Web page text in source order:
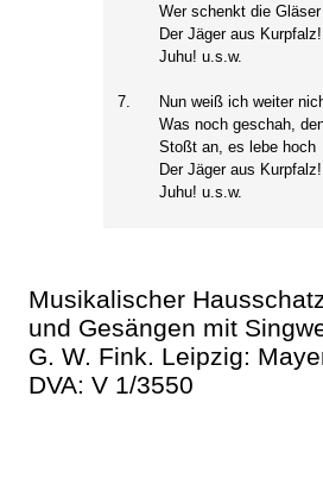
Wer schenkt die
Der Jäger aus Kurpfalz!
Juhu! u.s.w.
7.
Nun weiß ich weiter
Was noch geschah,
Stoßt an, es lebe hoch
Der Jäger aus Kurpfalz!
Juhu! u.s.w.
Musikalischer
und Gesängen mit
G. W. Fink. Leipzig:
DVA: V 1/3550